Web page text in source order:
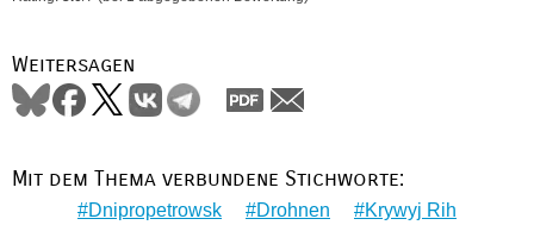
Weitersagen
Mit dem Thema verbundene Stichworte:
Dnipropetrowsk Drohnen
Krywyj Rih